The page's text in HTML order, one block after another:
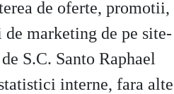
de oferte, promotii,
marketing de pe site-
S.C. Santo Raphael
interne, fara alte